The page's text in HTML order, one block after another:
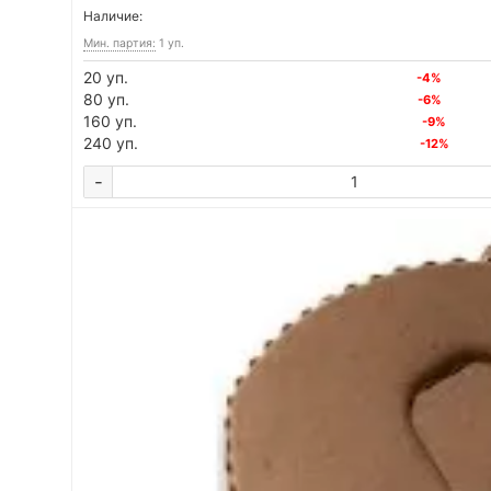
Наличие:
Мин. партия: 1 уп.
20 уп. -4%
80 уп. -6%
160 уп. -9%
240 уп. -12%
-